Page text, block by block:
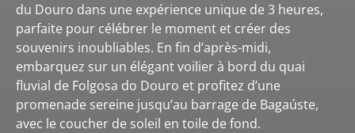
du Douro dans une expérience unique de 3 heures,
parfaite pour célébrer le moment et créer des
souvenirs inoubliables. En fin d’après-midi,
embarquez sur un élégant voilier à bord du quai
fluvial de Folgosa do Douro et profitez d’une
promenade sereine jusqu’au barrage de Bagaúste,
avec le coucher de soleil en toile de fond.